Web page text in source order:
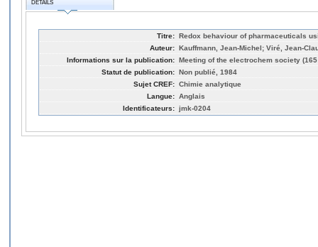
DÉTAILS
Titre: Redox behaviour of pharmaceuticals
Auteur: Kauffmann, Jean-Michel; Viré, Jean-
Informations sur la publication: Meeting of the electrochem society
Statut de publication: Non publié, 1984
Sujet CREF: Chimie analytique
Langue: Anglais
Identificateurs: jmk-0204